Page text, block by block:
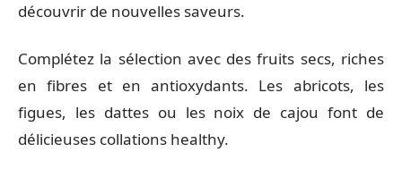
découvrir de nouvelles saveurs.
Complétez la sélection avec des fruits secs, riches
en fibres et en antioxydants. Les abricots, les
figues, les dattes ou les noix de cajou font de
délicieuses collations healthy.